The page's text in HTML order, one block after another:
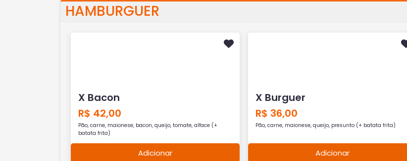
HAMBURGUER
X Bacon
R$ 42,00
Pão, carne, maionese, bacon, queijo, tomate, alface (+
batata frita)
Adicionar
X Burguer
R$ 36,00
Pão, carne, maionese, queijo, presunto (+ batata frita)
Adicionar